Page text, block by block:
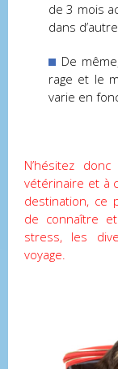
de 3 mois
dans
De
rage et le
varie en
N’hésitez
vétérinaire et à
destination, ce
de connaître
stress, les
voyage.